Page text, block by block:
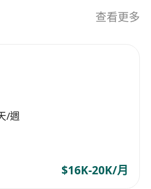
長時間站立及搬運建材之工
六上午9:00至下午6:00，需
照並具駕駛經驗者將獲優先
查看更多
/週
$16K-20K/月